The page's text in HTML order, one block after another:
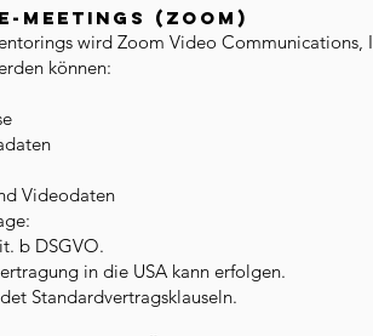
Meetings (Zoom)
wird Zoom Video Communications,
können:
Videodaten
b DSGVO.
in die USA kann erfolgen.
Standardvertragsklauseln.